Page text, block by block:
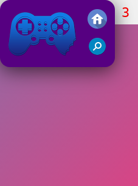
Friv
GP Moto Racing 3